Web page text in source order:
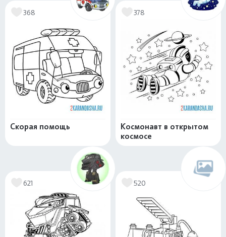
368
Скорая помощь
378
Космонавт в открытом
космосе
621 520